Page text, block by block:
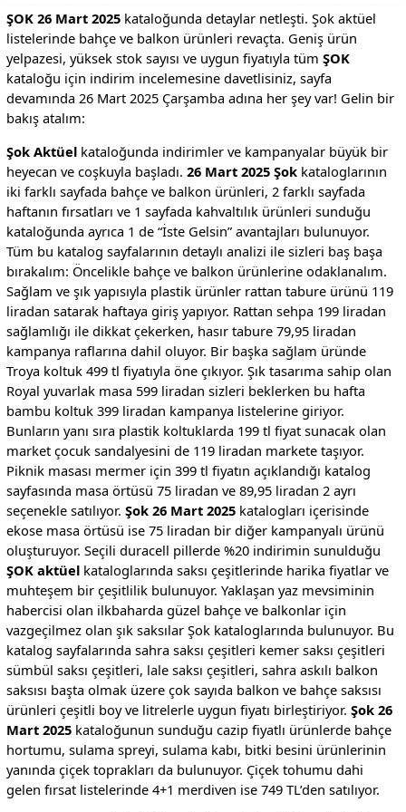
ŞOK 26 Mart 2025kataloğunda detaylar netleşti. Şok aktüel
listelerinde bahçe ve balkon ürünleri revaçta. Geniş ürün
yelpazesi, yüksek stok sayısı ve uygun fiyatıyla tüm ŞOK
kataloğu için indirim incelemesine davetlisiniz, sayfa
devamında 26 Mart 2025 Çarşamba adına her şey var! Gelin bir
bakış atalım:
Şok Aktüelkataloğunda indirimler ve kampanyalar büyük bir
heyecan ve coşkuyla başladı. 26 Mart 2025 Şokkataloglarının
iki farklı sayfada bahçe ve balkon ürünleri, 2 farklı sayfada
haftanın fırsatları ve 1 sayfada kahvaltılık ürünleri sunduğu
kataloğunda ayrıca 1 de “İste Gelsin” avantajları bulunuyor.
Tüm bu katalog sayfalarının detaylı analizi ile sizleri baş başa
bırakalım: Öncelikle bahçe ve balkon ürünlerine odaklanalım.
Sağlam ve şık yapısıyla plastik ürünler rattan tabure ürünü 119
liradan satarak haftaya giriş yapıyor. Rattan sehpa 199 liradan
sağlamlığı ile dikkat çekerken, hasır tabure 79,95 liradan
kampanya raflarına dahil oluyor. Bir başka sağlam üründe
Troya koltuk 499 tl fiyatıyla öne çıkıyor. Şık tasarıma sahip olan
Royal yuvarlak masa 599 liradan sizleri beklerken bu hafta
bambu koltuk 399 liradan kampanya listelerine giriyor.
Bunların yanı sıra plastik koltuklarda 199 tl fiyat sunacak olan
market çocuk sandalyesini de 119 liradan markete taşıyor.
Piknik masası mermer için 399 tl fiyatın açıklandığı katalog
sayfasında masa örtüsü 75 liradan ve 89,95 liradan 2 ayrı
seçenekle satılıyor. Şok 26 Mart 2025katalogları içerisinde
ekose masa örtüsü ise 75 liradan bir diğer kampanyalı ürünü
oluşturuyor. Seçili duracell pillerde %20 indirimin sunulduğu
ŞOK aktüelkataloglarında saksı çeşitlerinde harika fiyatlar ve
muhteşem bir çeşitlilik bulunuyor. Yaklaşan yaz mevsiminin
habercisi olan ilkbaharda güzel bahçe ve balkonlar için
vazgeçilmez olan şık saksılar Şok kataloglarında bulunuyor. Bu
katalog sayfalarında sahra saksı çeşitleri kemer saksı çeşitleri
sümbül saksı çeşitleri, lale saksı çeşitleri, sahra askılı balkon
saksısı başta olmak üzere çok sayıda balkon ve bahçe saksısı
ürünleri çeşitli boy ve litrelerle uygun fiyatı birleştiriyor. Şok 26
Mart 2025kataloğunun sunduğu cazip fiyatlı ürünlerde bahçe
hortumu, sulama spreyi, sulama kabı, bitki besini ürünlerinin
yanında çiçek toprakları da bulunuyor. Çiçek tohumu dahi
gelen fırsat listelerinde 4+1 merdiven ise 749 TL’den satılıyor.